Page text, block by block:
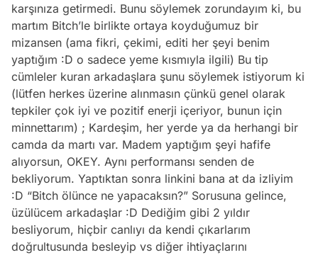
karşınıza getirmedi. Bunu söylemek zorundayım ki, bu
martım Bitch’le birlikte ortaya koyduğumuz bir
mizansen (ama fikri, çekimi, editi her şeyi benim
yaptığım :D o sadece yeme kısmıyla ilgili) Bu tip
cümleler kuran arkadaşlara şunu söylemek istiyorum ki
(lütfen herkes üzerine alınmasın çünkü genel olarak
tepkiler çok iyi ve pozitif enerji içeriyor, bunun için
minnettarım) ; Kardeşim, her yerde ya da herhangi bir
camda da martı var. Madem yaptığım şeyi hafife
alıyorsun, OKEY. Aynı performansı senden de
bekliyorum. Yaptıktan sonra linkini bana at da izliyim
:D “Bitch ölünce ne yapacaksın?” Sorusuna gelince,
üzülücem arkadaşlar :D Dediğim gibi 2 yıldır
besliyorum, hiçbir canlıyı da kendi çıkarlarım
doğrultusunda besleyip vs diğer ihtiyaçlarını